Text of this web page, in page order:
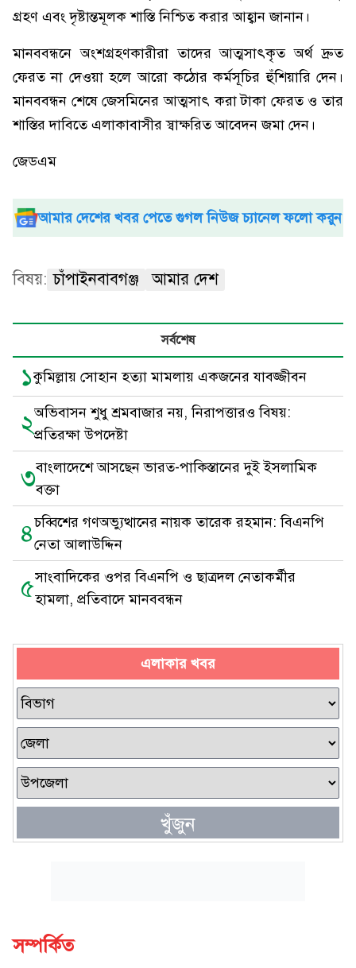
গ্রহণ এবং দৃষ্টান্তমূলক শাস্তি নিশ্চিত করার আহ্বান জানান।
মানববন্ধনে অংশগ্রহণকারীরা তাদের আত্মসাৎকৃত অর্থ দ্রুত
ফেরত না দেওয়া হলে আরো কঠোর কর্মসূচির হুঁশিয়ারি দেন।
মানববন্ধন শেষে জেসমিনের আত্মসাৎ করা টাকা ফেরত ও তার
শাস্তির দাবিতে এলাকাবাসীর স্বাক্ষরিত আবেদন জমা দেন।
জেডএম
আমার দেশের খবর পেতে গুগল নিউজ চ্যানেল ফলো করুন
বিষয়: চাঁপাইনবাবগঞ্জ আমার দেশ
সর্বশেষ
১কুমিল্লায় সোহান হত্যা মামলায় একজনের যাবজ্জীবন
২অভিবাসন শুধু শ্রমবাজার নয়, নিরাপত্তারও বিষয়:
প্রতিরক্ষা উপদেষ্টা
৩বাংলাদেশে আসছেন ভারত-পাকিস্তানের দুই ইসলামিক
বক্তা
৪চব্বিশের গণঅভ্যুত্থানের নায়ক তারেক রহমান: বিএনপি
নেতা আলাউদ্দিন
৫সাংবাদিকের ওপর বিএনপি ও ছাত্রদল নেতাকর্মীর
হামলা, প্রতিবাদে মানববন্ধন
এলাকার খবর
খুঁজুন
সম্পর্কিত